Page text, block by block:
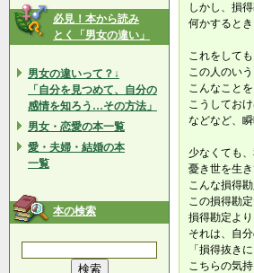
必見！本から読み
とく「男女の違い」
男女の違いって？↓
「自分を見つめて、自分の
感情を知ろう…その方法」
男女・恋愛の本一覧
愛・夫婦・結婚の本
一覧
本の検索
しかし、損得
何かすると
これをして
この人のい
こんなこと
こうしてお
などなど、
少なくても
憂き世を生
こんな損得
この損得勘
損得勘定よ
それは、自分
「損得抜き
こちらの気